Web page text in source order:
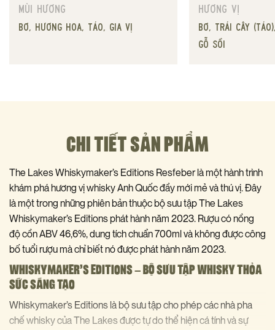
Mùi hương
Bơ, hương hoa, táo, gia vị
Hương vị
Bơ, trái cây
gỗ sồi
CHI TIẾT SẢN PHẨM
The Lakes Whiskymaker’s Editions Resfeber là một hành trình
khám phá hương vị whisky Anh Quốc đầy mới mẻ và thú vị. Đây
là một trong những phiên bản thuộc bộ sưu tập The Lakes
Whiskymaker’s Editions phát hành năm 2023. Rượu có nồng
độ cồn ABV 46,6%, dung tích chuẩn 700ml và không được công
bố tuổi rượu mà chỉ biết nó được phát hành năm 2023.
WHISKYMAKER’S EDITIONS – BỘ SƯU TẬP WHISKY THỎA
SỨC SÁNG TẠO
Whiskymaker’s Editions là bộ sưu tập cho phép các nhà pha
chế whisky của The Lakes được tự do thể hiện cá tính và sự